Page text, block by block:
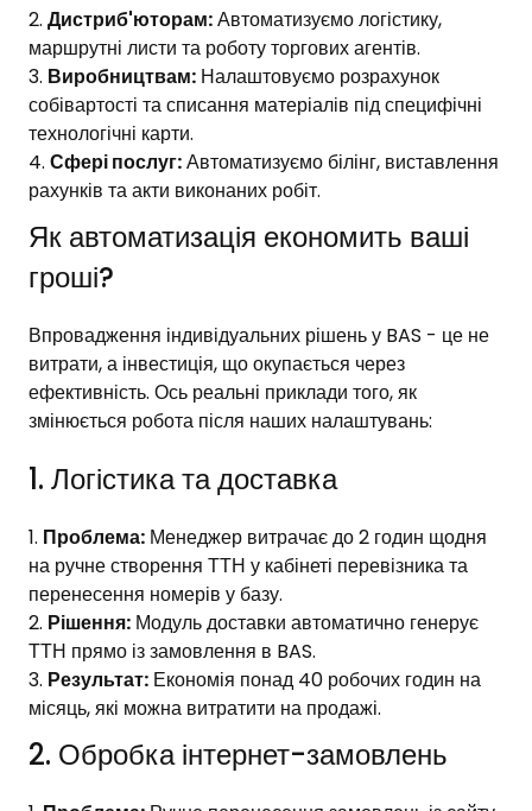
Дистриб'юторам:Автоматизуємо логістику,
маршрутні листи та роботу торгових агентів.
Виробництвам: Налаштовуємо розрахунок
собівартості та списання матеріалів під специфічні
технологічні карти.
Сфері послуг:Автоматизуємо білінг, виставлення
рахунків та акти виконаних робіт.
Як автоматизація економить ваші
гроші?
Впровадження індивідуальних рішень у BAS - це не
витрати, а інвестиція, що окупається через
ефективність. Ось реальні приклади того, як
змінюється робота після наших налаштувань:
1. Логістика та доставка
Проблема: Менеджер витрачає до 2 годин щодня
на ручне створення ТТН у кабінеті перевізника та
перенесення номерів у базу.
Рішення: Модуль доставки автоматично генерує
ТТН прямо із замовлення в BAS.
Результат: Економія понад 40 робочих годин на
місяць, які можна витратити на продажі.
2. Обробка інтернет-замовлень